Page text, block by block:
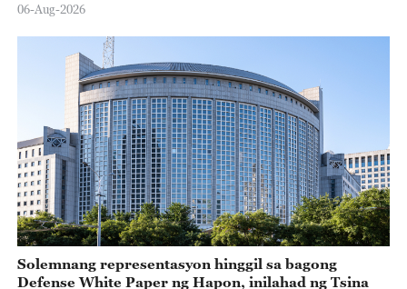
06-Aug-2026
Solemnang representasyon hinggil sa bagong
Defense White Paper ng Hapon, inilahad ng Tsina